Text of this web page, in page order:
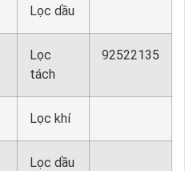
Lọc dầu
Lọc
tách
92522135
Lọc khí
Lọc dầu